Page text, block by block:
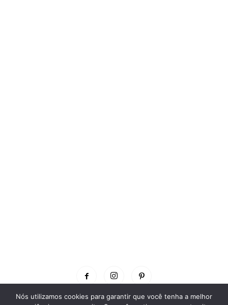
Nós utilizamos cookies para garantir que você tenha a melhor